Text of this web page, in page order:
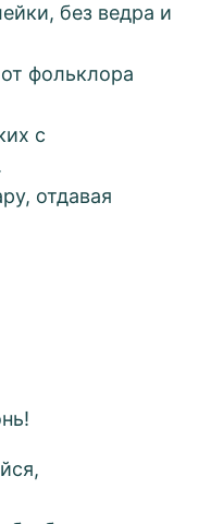
без ведра и
фольклора
с
отдавая